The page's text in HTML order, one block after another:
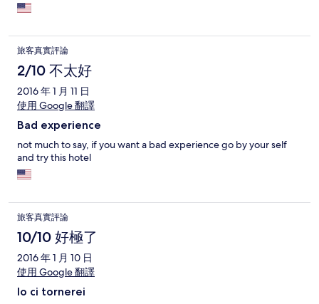
旅客真實評論
2/10 不太好
2016 年 1 月 11 日
使用 Google 翻譯
Bad experience
not much to say, if you want a bad experience go by your self
and try this hotel
旅客真實評論
10/10 好極了
2016 年 1 月 10 日
使用 Google 翻譯
Io ci tornerei